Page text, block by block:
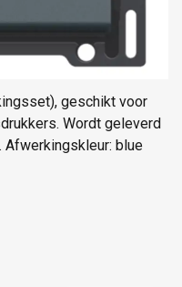
geschikt voor
Wordt geleverd
Afwerkingskleur: blue